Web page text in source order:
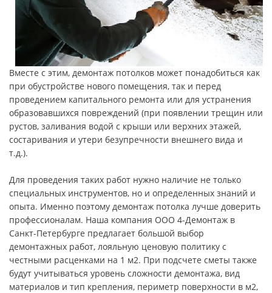
Вместе с этим, демонтаж потолков может понадобиться как
при обустройстве нового помещения, так и перед
проведением капитального ремонта или для устранения
образовавшихся повреждений (при появлении трещин или
рустов, заливания водой с крыши или верхних этажей,
состаривания и утери безупречности внешнего вида и
т.д.).
Для проведения таких работ нужно наличие не только
специальных инструментов, но и определенных знаний и
опыта. Именно поэтому демонтаж потолка лучше доверить
профессионалам. Наша компания ООО 4-Демонтаж в
Санкт-Петербурге предлагает большой выбор
демонтажных работ, лояльную ценовую политику с
честными расценками на 1 м2. При подсчете сметы также
будут учитываться уровень сложности демонтажа, вид
материалов и тип крепления, периметр поверхности в м2,